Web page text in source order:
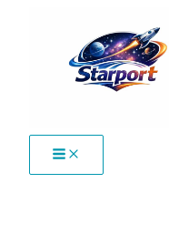
содержимому